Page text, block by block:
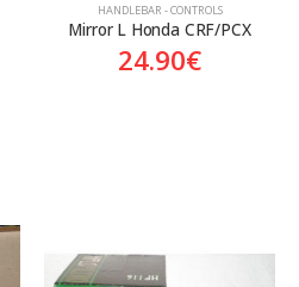
HANDLEBAR - CONTROLS
Mirror L Honda CRF/PCX
24.90€